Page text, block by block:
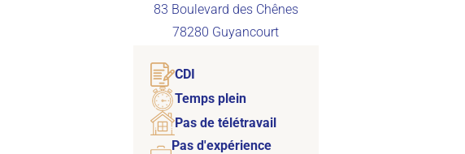
83 Boulevard des Chênes
78280 Guyancourt
CDI
Temps plein
Pas de télétravail
Pas d'expérience